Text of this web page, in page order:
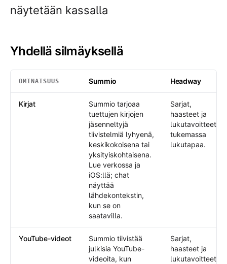
näytetään kassalla
Yhdellä silmäyksellä
OMINAISUUS Summio Headway
Kirjat
Summio tarjoaa
tuettujen kirjojen
jäsenneltyjä
tiivistelmiä lyhyenä,
keskikokoisena tai
yksityiskohtaisena.
Lue verkossa ja
iOS:llä; chat
näyttää
lähdekontekstin,
kun se on
saatavilla.
Sarjat,
haasteet ja
lukutavoitteet
tukemassa
lukutapaa.
YouTube-videot
Summio tiivistää
julkisia YouTube-
videoita, kun
Sarjat,
haasteet ja
lukutavoitteet